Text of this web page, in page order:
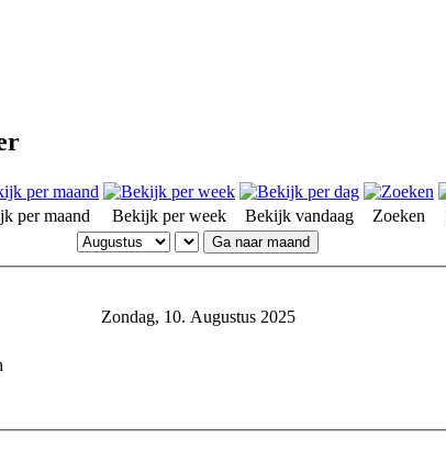
per maand Bekijk per week Bekijk vandaag Zoeken
Ga naar maand
Zondag, 10. Augustus 2025